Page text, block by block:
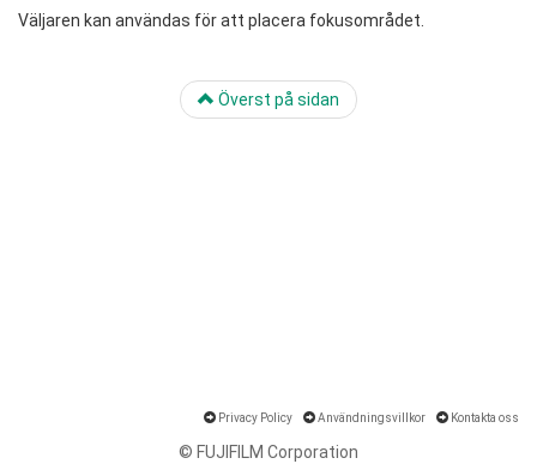
Väljaren kan användas för att placera fokusområdet.
Överst på sidan
Privacy Policy Användningsvillkor Kontakta oss
© FUJIFILM Corporation